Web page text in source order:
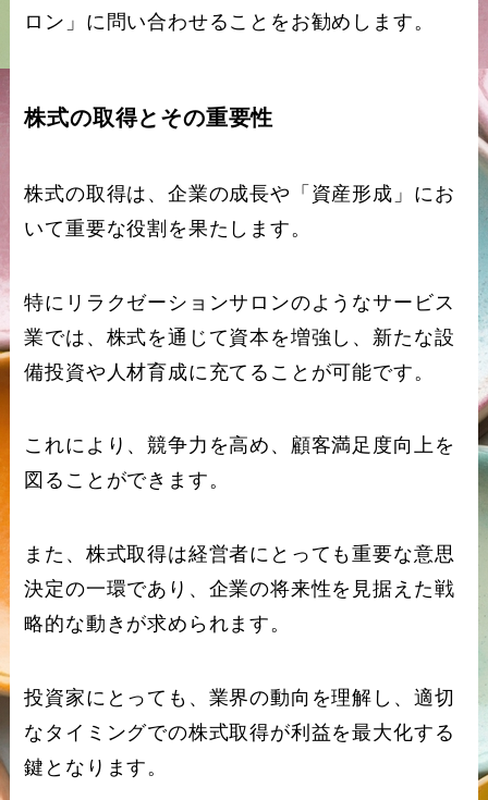
ロン」に問い合わせることをお勧めします。
株式の取得とその重要性
株式の取得は、企業の成長や「資産形成」にお
いて重要な役割を果たします。
特にリラクゼーションサロンのようなサービス
業では、株式を通じて資本を増強し、新たな設
備投資や人材育成に充てることが可能です。
これにより、競争力を高め、顧客満足度向上を
図ることができます。
また、株式取得は経営者にとっても重要な意思
決定の一環であり、企業の将来性を見据えた戦
略的な動きが求められます。
投資家にとっても、業界の動向を理解し、適切
なタイミングでの株式取得が利益を最大化する
鍵となります。